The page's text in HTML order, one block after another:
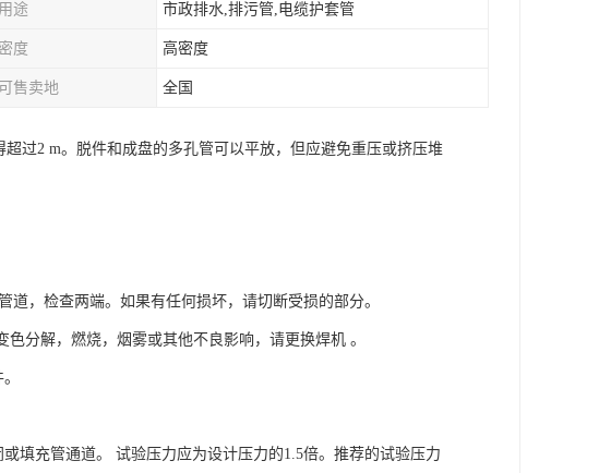
用途 市政排水,排污管,电缆护套管
密度 高密度
可售卖地 全国
过2 m。脱件和成盘的多孔管可以平放，但应避免重压或挤压堆
，检查两端。如果有任何损坏，请切断受损的部分。
分解，燃烧，烟雾或其他不良影响，请更换焊机 。
填充管通道。 试验压力应为设计压力的1.5倍。推荐的试验压力